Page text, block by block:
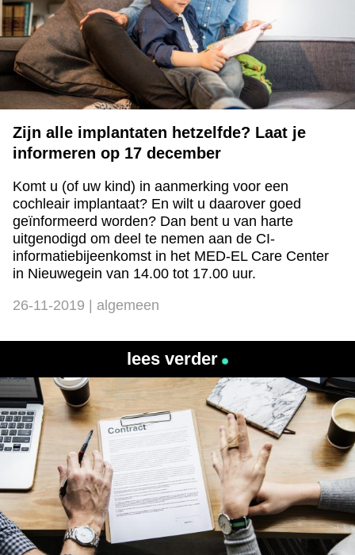
Zijn alle implantaten hetzelfde? Laat je
informeren op 17 december
Komt u (of uw kind) in aanmerking voor een
cochleair implantaat? En wilt u daarover goed
geïnformeerd worden? Dan bent u van harte
uitgenodigd om deel te nemen aan de CI-
informatiebijeenkomst in het MED-EL Care Center
in Nieuwegein van 14.00 tot 17.00 uur.
26-11-2019 | algemeen
lees verder